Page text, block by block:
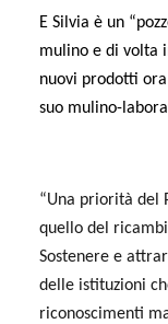
E Silvia è un
mulino e di volta
nuovi prodotti ora
suo mulino-
“Una priorità del
quello del
Sostenere e
delle istituzioni
riconoscimenti